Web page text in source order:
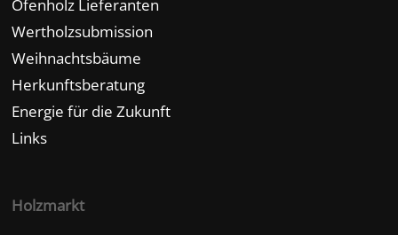
Ofenholz Lieferanten
Wertholzsubmission
Weihnachtsbäume
Herkunftsberatung
Energie für die Zukunft
Links
Holzmarkt